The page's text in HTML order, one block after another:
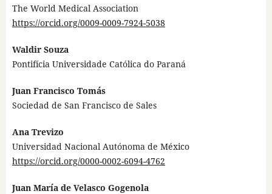
The World Medical Association
https://orcid.org/0009-0009-7924-5038
Waldir Souza
Pontifícia Universidade Católica do Paraná
Juan Francisco Tomás
Sociedad de San Francisco de Sales
Ana Trevizo
Universidad Nacional Autónoma de México
https://orcid.org/0000-0002-6094-4762
Juan María de Velasco Gogenola